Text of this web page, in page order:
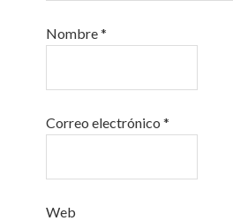
Nombre*
Correo electrónico*
Web